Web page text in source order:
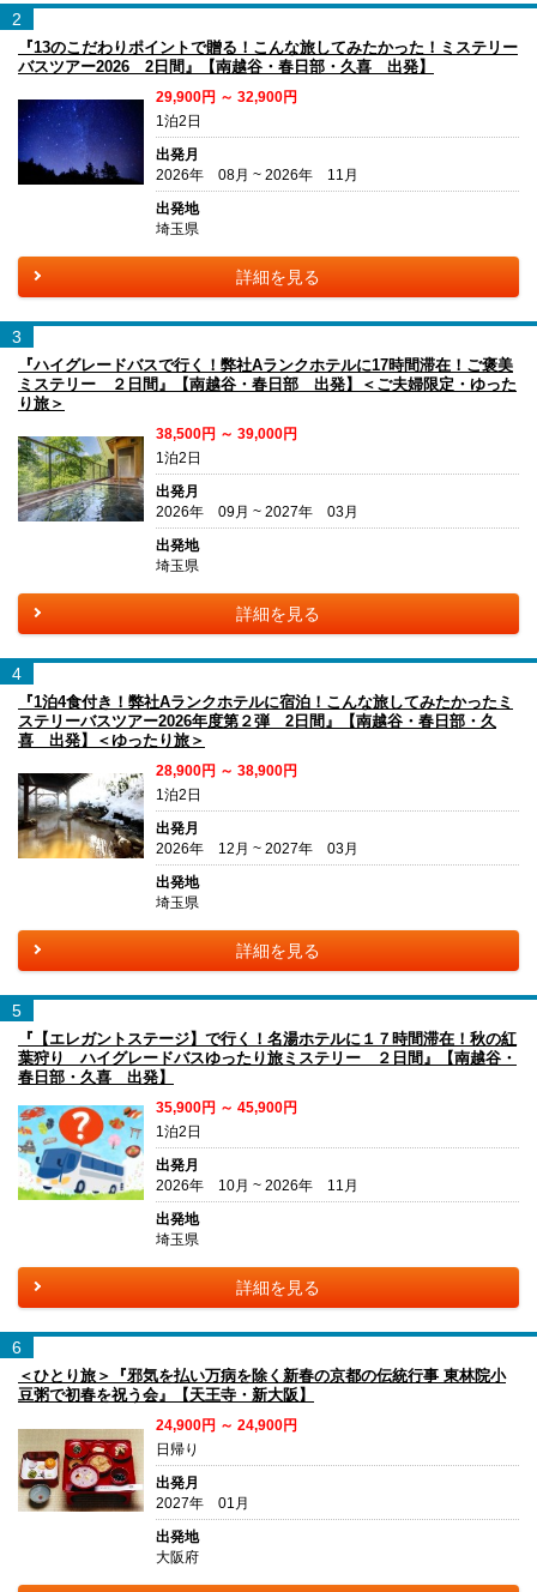
2
『13のこだわりポイントで贈る！こんな旅してみたかった！ミステリー
バスツアー2026 2日間』【南越谷・春日部・久喜 出発】
29,900円 ～ 32,900円
1泊2日
出発月
2026年 08月 ~ 2026年 11月
出発地
埼玉県
詳細を見る
3
『ハイグレードバスで行く！弊社Aランクホテルに17時間滞在！ご褒美
ミステリー ２日間』【南越谷・春日部 出発】＜ご夫婦限定・ゆった
り旅＞
38,500円 ～ 39,000円
1泊2日
出発月
2026年 09月 ~ 2027年 03月
出発地
埼玉県
詳細を見る
4
『1泊4食付き！弊社Aランクホテルに宿泊！こんな旅してみたかったミ
ステリーバスツアー2026年度第２弾 2日間』【南越谷・春日部・久
喜 出発】＜ゆったり旅＞
28,900円 ～ 38,900円
1泊2日
出発月
2026年 12月 ~ 2027年 03月
出発地
埼玉県
詳細を見る
5
『【エレガントステージ】で行く！名湯ホテルに１７時間滞在！秋の紅
葉狩り ハイグレードバスゆったり旅ミステリー ２日間』【南越谷・
春日部・久喜 出発】
35,900円 ～ 45,900円
1泊2日
出発月
2026年 10月 ~ 2026年 11月
出発地
埼玉県
詳細を見る
6
＜ひとり旅＞『邪気を払い万病を除く新春の京都の伝統行事 東林院小
豆粥で初春を祝う会』【天王寺・新大阪】
24,900円 ～ 24,900円
日帰り
出発月
2027年 01月
出発地
大阪府